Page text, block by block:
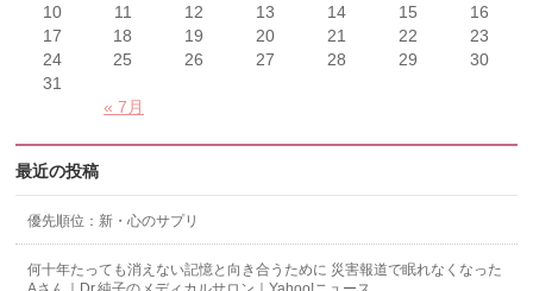
« 7月
10
11 12 13 14 15
16
17
18 19 20 21 22
23
24
25 26 27 28 29
30
31
最近の投稿
優先順位：新・心のサプリ
何十年たっても消えない記憶と向き合うために 災害報道で眠れなくなった